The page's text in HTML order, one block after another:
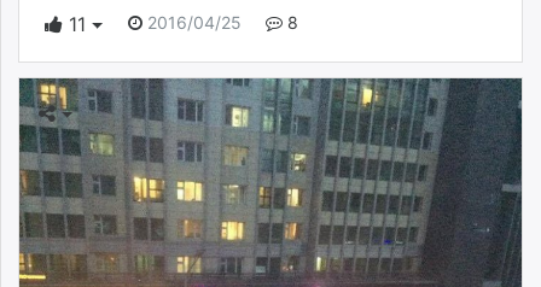
11
2016/04/25 8